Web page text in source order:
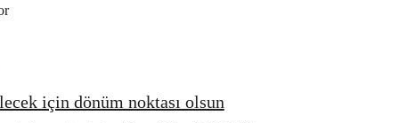
için dönüm noktası olsun